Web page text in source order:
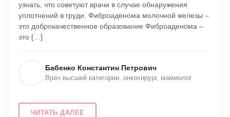
узнать, что советуют врачи в случае обнаружения
уплотнений в груди. Фиброаденома молочной железы –
это доброкачественное образование Фиброаденома –
это […]
Бабенко Константин Петрович
Врач высшей категории, онкохирург, маммолог
ЧИТАТЬ ДАЛЕЕ